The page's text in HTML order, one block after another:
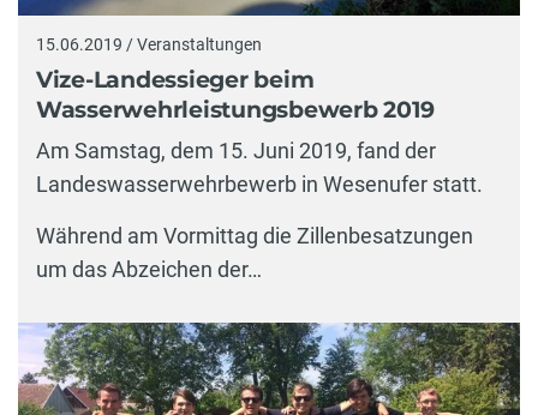
15.06.2019 / Veranstaltungen
Vize-Landessieger beim
Wasserwehrleistungsbewerb 2019
Am Samstag, dem 15. Juni 2019, fand der
Landeswasserwehrbewerb in Wesenufer statt.
Während am Vormittag die Zillenbesatzungen
um das Abzeichen der…